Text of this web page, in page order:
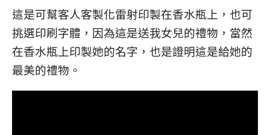
這是可幫客人客製化雷射印製在香水瓶上，也可
挑選印刷字體，因為這是送我女兒的禮物，當然
在香水瓶上印製她的名字，也是證明這是給她的
最美的禮物。